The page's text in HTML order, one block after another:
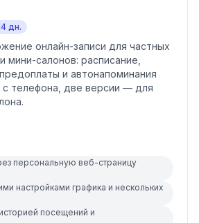
дн.
онлайн-записи для частных
мини-салонов: расписание,
и автонапоминания
с телефона, две версии — для
персональную веб-страницу
настройками графика и нескольких
посещений и